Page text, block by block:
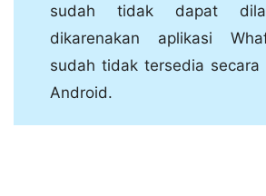
sudah tidak dapat
dikarenakan aplikasi
sudah tidak tersedia secara
Android.